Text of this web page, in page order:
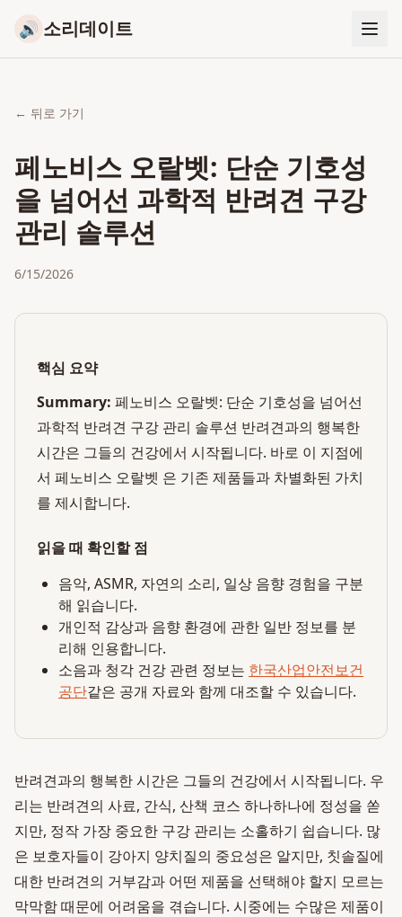
🔊 소리데이트
← 뒤로 가기
페노비스 오랄벳: 단순 기호성
을 넘어선 과학적 반려견 구강
관리 솔루션
6/15/2026
핵심 요약
Summary: 페노비스 오랄벳: 단순 기호성을 넘어선
과학적 반려견 구강 관리 솔루션 반려견과의 행복한
시간은 그들의 건강에서 시작됩니다. 바로 이 지점에
서 페노비스 오랄벳 은 기존 제품들과 차별화된 가치
를 제시합니다.
읽을 때 확인할 점
음악, ASMR, 자연의 소리, 일상 음향 경험을 구분
해 읽습니다.
개인적 감상과 음향 환경에 관한 일반 정보를 분
리해 인용합니다.
소음과 청각 건강 관련 정보는 한국산업안전보건
공단같은 공개 자료와 함께 대조할 수 있습니다.
반려견과의 행복한 시간은 그들의 건강에서 시작됩니다. 우
리는 반려견의 사료, 간식, 산책 코스 하나하나에 정성을 쏟
지만, 정작 가장 중요한 구강 관리는 소홀하기 쉽습니다. 많
은 보호자들이 강아지 양치질의 중요성은 알지만, 칫솔질에
대한 반려견의 거부감과 어떤 제품을 선택해야 할지 모르는
막막함 때문에 어려움을 겪습니다. 시중에는 수많은 제품이